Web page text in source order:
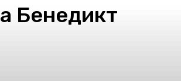
Бенедикт